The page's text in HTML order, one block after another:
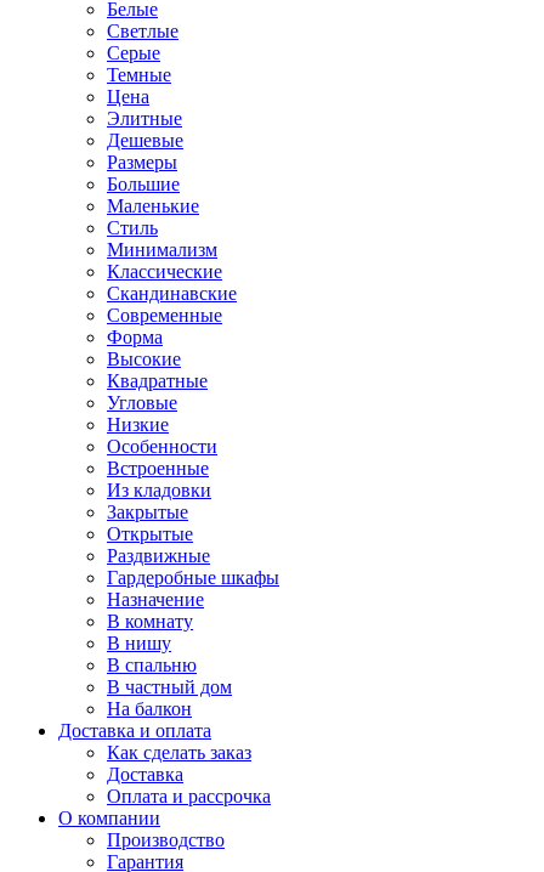
Белые
Светлые
Серые
Темные
Цена
Элитные
Дешевые
Размеры
Большие
Маленькие
Стиль
Минимализм
Классические
Скандинавские
Современные
Форма
Высокие
Квадратные
Угловые
Низкие
Особенности
Встроенные
Из кладовки
Закрытые
Открытые
Раздвижные
Гардеробные шкафы
Назначение
В комнату
В нишу
В спальню
В частный дом
На балкон
Доставка и оплата
Как сделать заказ
Доставка
Оплата и рассрочка
О компании
Производство
Гарантия